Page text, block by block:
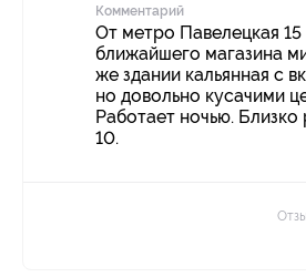
Комментарий
От метро Павелецкая
ближайшего магазина
же здании кальянная с
но довольно кусачими
Работает ночью. Близко
10.